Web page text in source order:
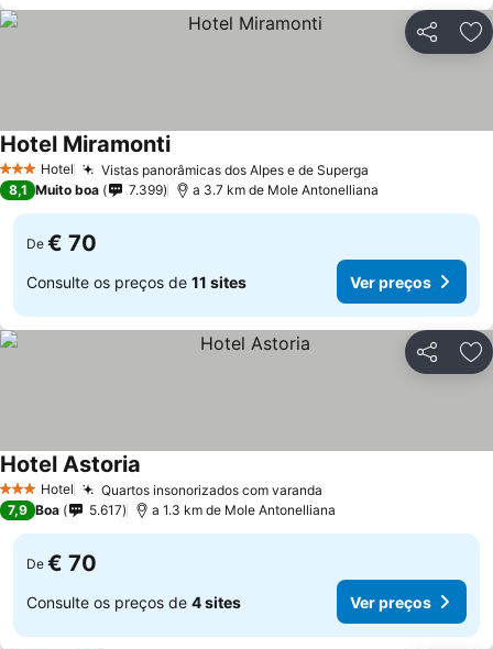
Partilhar
3 EstrelasHotel Vistas panorâmicas dos Alpes e de Superga
Hotel MiramontiVer preços
8,1 Muito boa 7.399 a 3.7 km de Mole Antonelliana
De € 70
Consulte os preços de 11 sites Ver preços
Partilhar
3 EstrelasHotel Quartos insonorizados com varanda
Hotel Astoria
7,9 Boa 5.617 a 1.3 km de Mole Antonelliana
De € 70
Consulte os preços de 4 sites Ver preços